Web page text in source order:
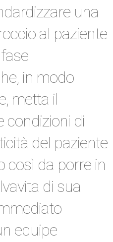
una
al paziente
in modo
metta il
condizioni di
del paziente
così da porre in
di sua
equipe